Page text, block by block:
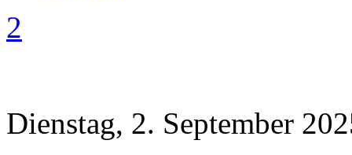
2
Dienstag, 2. September